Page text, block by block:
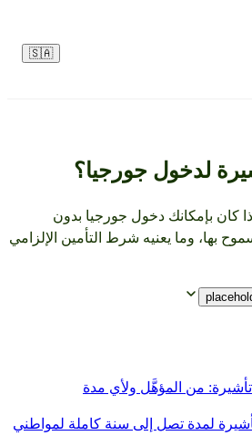
🇸🇦
لدخول جورجيا؟
كان بإمكانك دخول جورجيا بدون
بها، وما يعنيه شرط التأمين الإلزامي
من المؤهَّل ولأي مدة
لمدة تصل إلى سنة كاملة لمواطني